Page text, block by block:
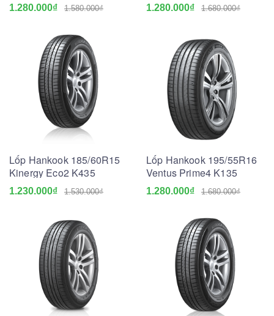
1.280.000₫ 1.580.000₫ 1.280.000₫ 1.680.000₫
Lốp Hankook 185/60R15
Kinergy Eco2 K435
1.230.000₫ 1.530.000₫
Lốp Hankook 195/55R16
Ventus Prime4 K135
1.280.000₫ 1.680.000₫